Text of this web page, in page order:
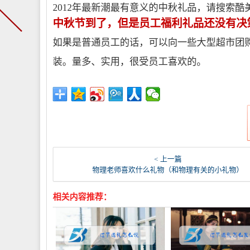
2012年最新潮最有意义的中秋礼品，请搜索
中秋节到了，但是员工福利礼品还没有
如果是普通员工的话，可以向一些大型超市
装。量多、实用，很受员工喜欢的。
< 上一篇
物理老师喜欢什么礼物（和物理有关的小礼物）
相关内容推荐：